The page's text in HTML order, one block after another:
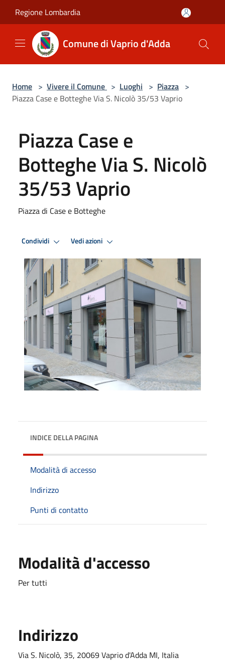
Regione Lombardia
Comune di Vaprio d'Adda
Home > Vivere il Comune > Luoghi > Piazza >
Piazza Case e Botteghe Via S. Nicolò 35/53 Vaprio
Piazza Case e
Botteghe Via S. Nicolò
35/53 Vaprio
Piazza di Case e Botteghe
Condividi Vedi azioni
INDICE DELLA PAGINA
Modalità di accesso
Indirizzo
Punti di contatto
Modalità d'accesso
Per tutti
Indirizzo
Via S. Nicolò, 35, 20069 Vaprio d'Adda MI, Italia